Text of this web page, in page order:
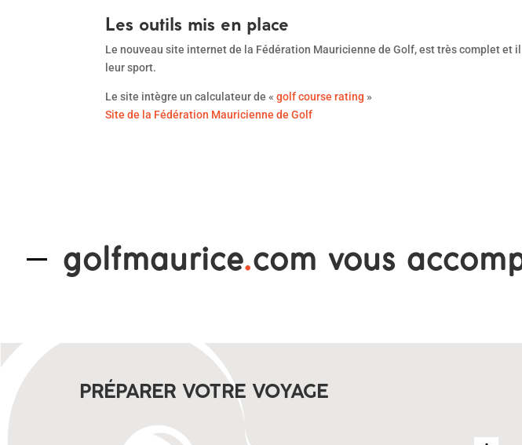
Les outils mis en place
Le nouveau site internet de la Fédération Mauricienne de Golf, est très complet
leur sport.
Le site intègre un calculateur de «golf course rating »
Site de la Fédération Mauricienne de Golf
golfmaurice.com vous
PRÉPARER VOTRE VOYAGE